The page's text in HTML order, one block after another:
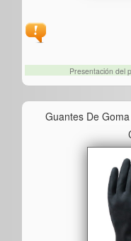
Presentación del
Guantes De